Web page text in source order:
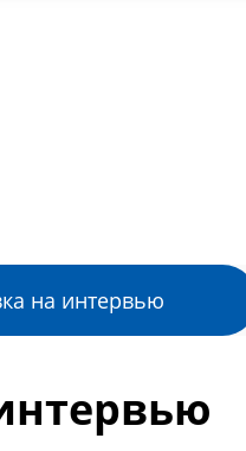
на интервью